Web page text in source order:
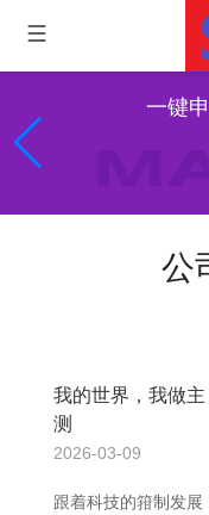
一键
公
我的世界，我做
测
2026-03-09
跟着科技的箝制发